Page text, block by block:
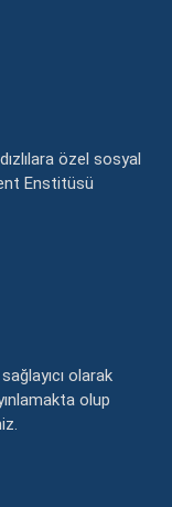
özel sosyal
Enstitüsü
olarak
olup